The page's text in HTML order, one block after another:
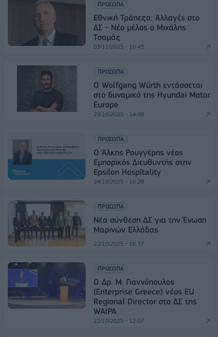
ΠΡΟΣΩΠΑ
Εθνική Τράπεζα: Αλλαγές στο
ΔΣ - Νέο μέλος ο Μιχάλης
Τσαμάζ
03/11/2025 - 10:43
ΠΡΟΣΩΠΑ
Ο Wolfgang Würth εντάσσεται
στο δυναμικό της Hyundai Motor
Europe
29/10/2025 - 14:09
ΠΡΟΣΩΠΑ
Ο Άλκης Ρουγγέρης νέος
Εμπορικός Διευθυντής στην
Epsilon Hospitality
24/10/2025 - 16:28
ΠΡΟΣΩΠΑ
Νέα σύνθεση ΔΣ για την Ένωση
Μαρινών Ελλάδας
22/10/2025 - 16:37
ΠΡΟΣΩΠΑ
Ο Δρ. Μ. Γιαννόπουλος
(Enterprise Greece) νέος EU
Regional Director στο ΔΣ της
WAIPA
22/10/2025 - 12:07